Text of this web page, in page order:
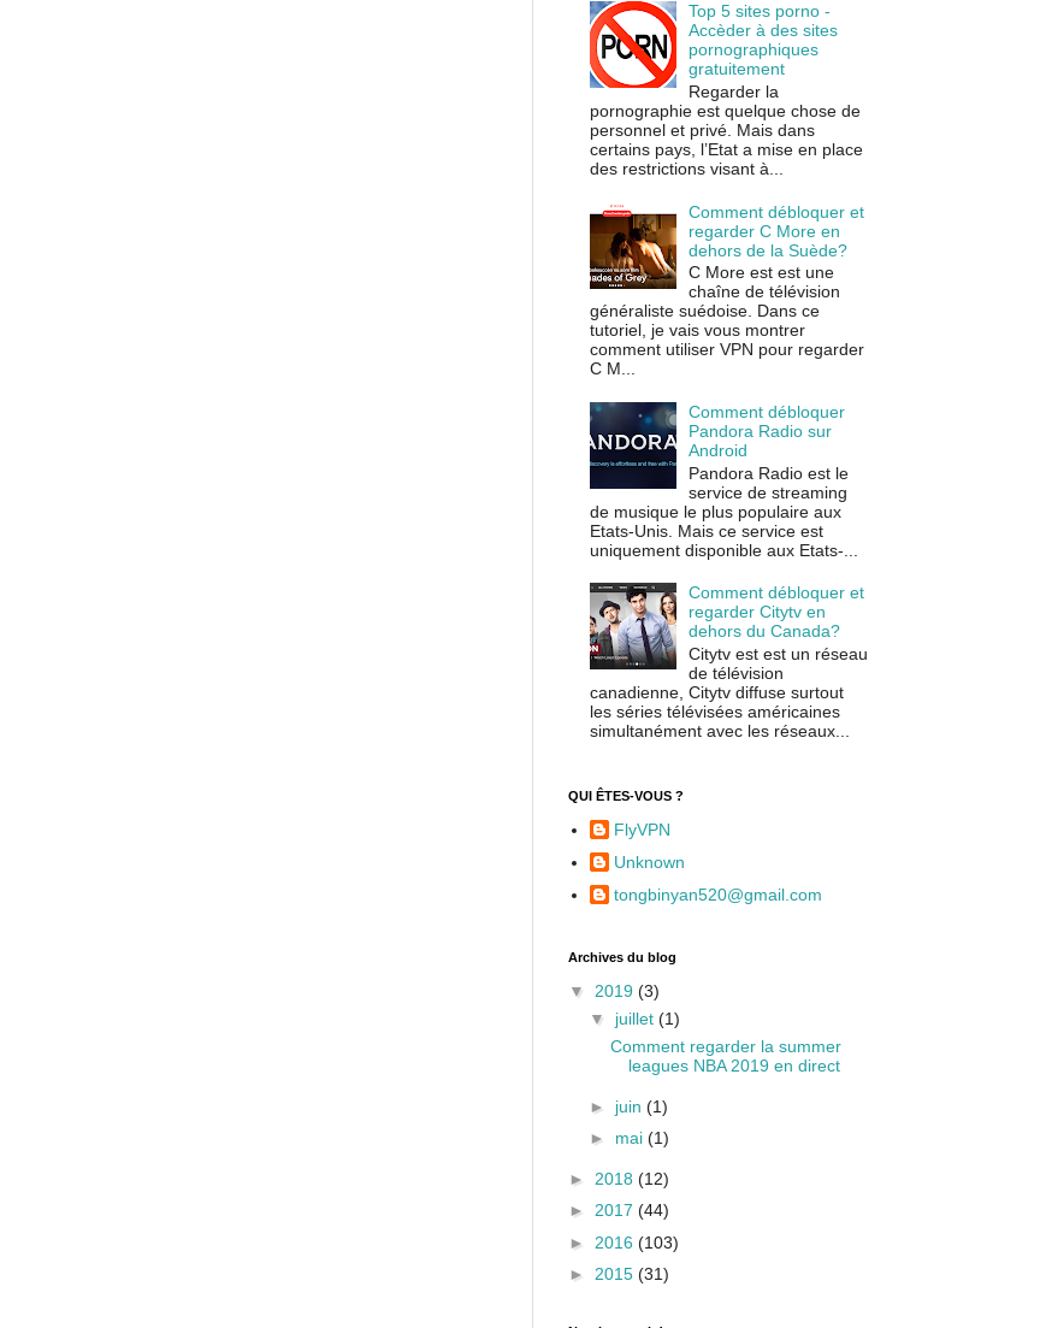
Top 5 sites porno -
Accèder à des sites
pornographiques
gratuitement
Regarder la
pornographie est quelque chose de
personnel et privé. Mais dans
certains pays, l’Etat a mise en place
des restrictions visant à...
Comment débloquer et
regarder C More en
dehors de la Suède?
C More est est une
chaîne de télévision
généraliste suédoise. Dans ce
tutoriel, je vais vous montrer
comment utiliser VPN pour regarder
C M...
Comment débloquer
Pandora Radio sur
Android
Pandora Radio est le
service de streaming
de musique le plus populaire aux
Etats-Unis. Mais ce service est
uniquement disponible aux Etats-...
Comment débloquer et
regarder Citytv en
dehors du Canada?
Citytv est est un réseau
de télévision
canadienne, Citytv diffuse surtout
les séries télévisées américaines
simultanément avec les réseaux...
QUI ÊTES-VOUS ?
FlyVPN
Unknown
tongbinyan520@gmail.com
Archives du blog
▼ 2019 (3)
▼ juillet (1)
Comment regarder la summer
leagues NBA 2019 en direct
► juin (1)
► mai (1)
► 2018 (12)
► 2017 (44)
► 2016 (103)
► 2015 (31)